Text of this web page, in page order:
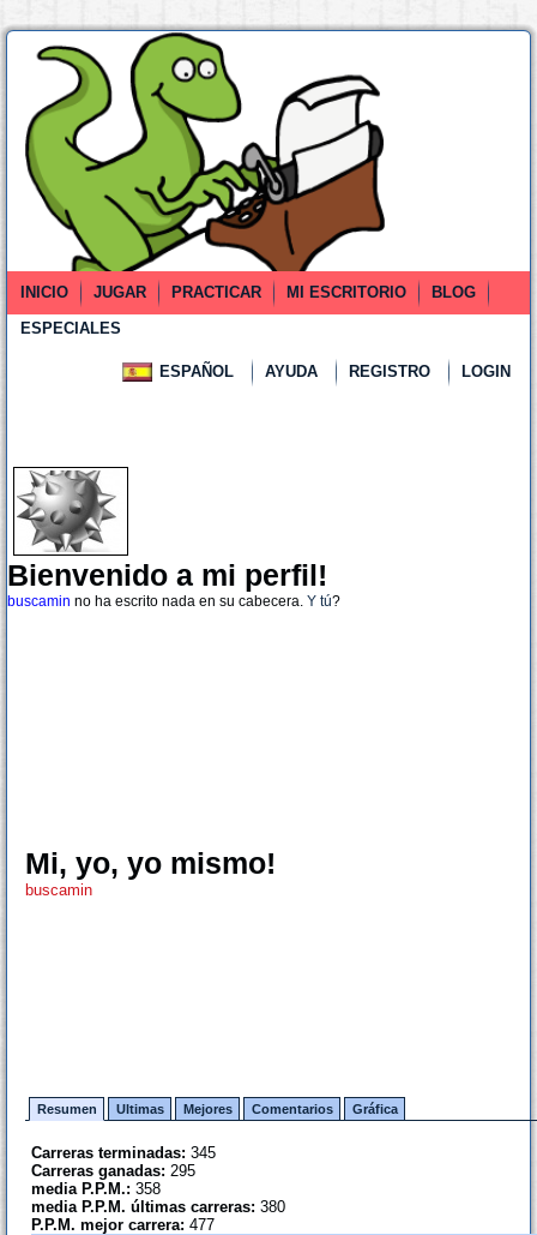
INICIO JUGAR PRACTICAR MI ESCRITORIO
BLOG
ESPECIALES
ESPAÑOL AYUDA REGISTRO LOGIN
Bienvenido a mi perfil!
buscamin no ha escrito nada en su cabecera. Y tú?
Mi, yo, yo mismo!
buscamin
Resumen Ultimas Mejores Comentarios Gráfica
Carreras terminadas: 345
Carreras ganadas: 295
media P.P.M.: 358
media P.P.M. últimas carreras: 380
P.P.M. mejor carrera: 477